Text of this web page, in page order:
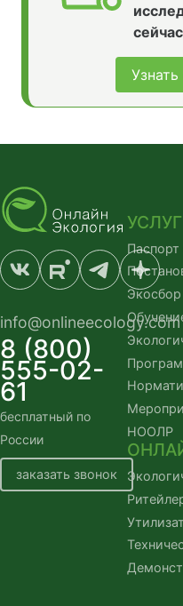
info@onlineecology.com
8 (800)
555-02-
61
бесплатный по
России
заказать звонок
Паспорт
Экосбор
НООЛР